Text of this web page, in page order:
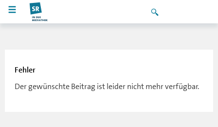
Fehler
Der gewünschte Beitrag ist leider nicht mehr verfügbar.